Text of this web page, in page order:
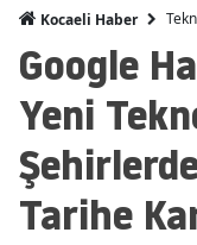
Kocaeli Haber
Google
Yeni
Tarihe